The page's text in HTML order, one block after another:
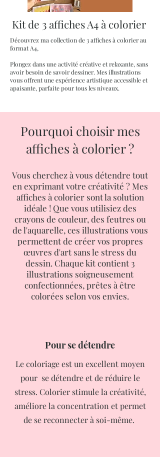
Kit de 3 affiches A4 à colorier
Découvrez ma collection de 3 affiches à colorier au
format A4,
Plongez dans une activité créative et relaxante, sans
avoir besoin de savoir dessiner. Mes illustrations
vous offrent une expérience artistique accessible et
apaisante, parfaite pour tous les niveaux.
Pourquoi choisir mes
affiches à colorier ?
Vous cherchez à vous détendre tout
en exprimant votre créativité ? Mes
affiches à colorier sont la solution
idéale ! Que vous utilisiez des
crayons de couleur, des feutres ou
de l'aquarelle, ces illustrations vous
permettent de créer vos propres
œuvres d'art sans le stress du
dessin. Chaque kit contient 3
illustrations soigneusement
confectionnées, prêtes à être
colorées selon vos envies.
Pour se détendre
Le coloriage est un excellent moyen
pour se détendre et de réduire le
stress. Colorier stimule la créativité,
améliore la concentration et permet
de se reconnecter à soi-même.